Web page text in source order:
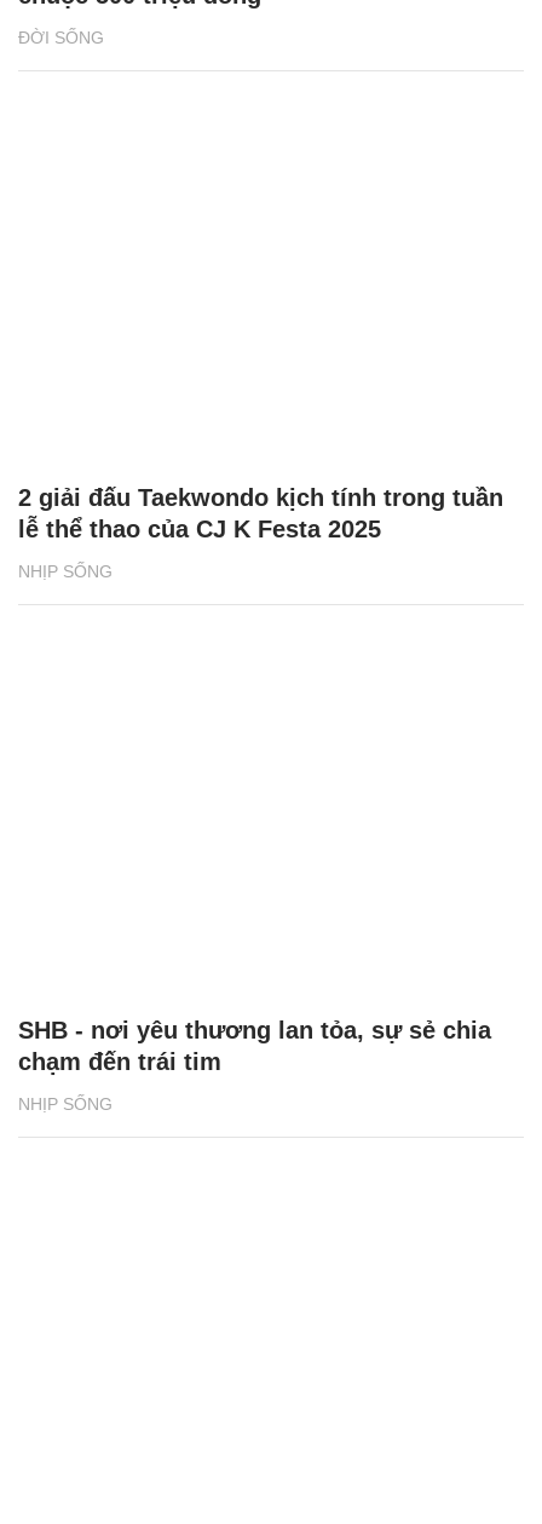
ĐỜI SỐNG
NHỊP SỐNG
2 giải đấu Taekwondo kịch tính trong tuần
lễ thể thao của CJ K Festa 2025
NHỊP SỐNG
SHB - nơi yêu thương lan tỏa, sự sẻ chia
chạm đến trái tim